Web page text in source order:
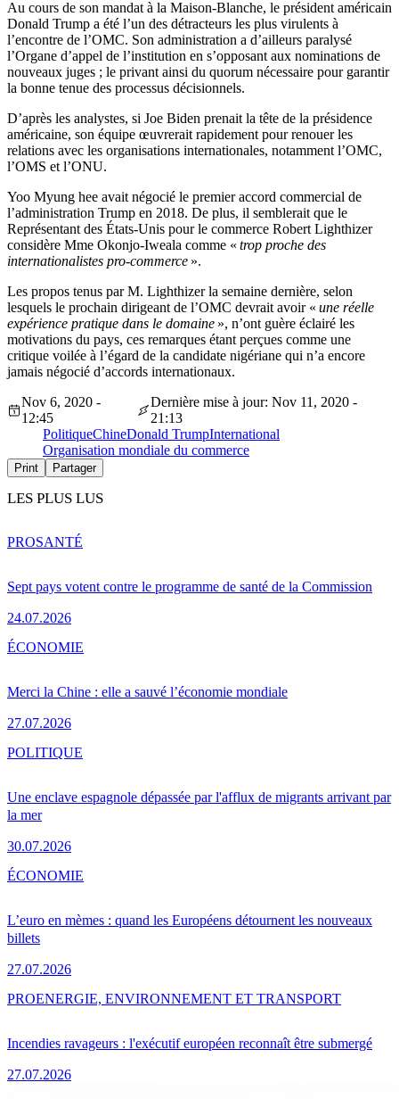
Au cours de son mandat à la Maison-Blanche, le président américain
Donald Trump a été l’un des détracteurs les plus virulents à
l’encontre de l’OMC. Son administration a d’ailleurs paralysé
l’Organe d’appel de l’institution en s’opposant aux nominations de
nouveaux juges ; le privant ainsi du quorum nécessaire pour garantir
la bonne tenue des processus décisionnels.
D’après les analystes, si Joe Biden prenait la tête de la présidence
américaine, son équipe œuvrerait rapidement pour renouer les
relations avec les organisations internationales, notamment l’OMC,
l’OMS et l’ONU.
Yoo Myung hee avait négocié le premier accord commercial de
l’administration Trump en 2018. De plus, il semblerait que le
Représentant des États-Unis pour le commerce Robert Lighthizer
considère Mme Okonjo-Iweala comme « trop proche des
internationalistes pro-commerce ».
Les propos tenus par M. Lighthizer la semaine dernière, selon
lesquels le prochain dirigeant de l’OMC devrait avoir « une réelle
expérience pratique dans le domaine », n’ont guère éclairé les
motivations du pays, ces remarques étant perçues comme une
critique voilée à l’égard de la candidate nigériane qui n’a encore
jamais négocié d’accords internationaux.
Nov 6, 2020 -
12:45
Dernière mise à jour: Nov 11, 2020 -
21:13
PolitiqueChineDonald TrumpInternational
Organisation mondiale du commerce
Print Partager
LES PLUS LUS
Sept pays votent contre le programme de santé de la Commission
24.07.2026
PROSANTÉ
Merci la Chine : elle a sauvé l’économie mondiale
27.07.2026
ÉCONOMIE
Une enclave espagnole dépassée par l'afflux de migrants arrivant par
la mer
30.07.2026
POLITIQUE
L’euro en mèmes : quand les Européens détournent les nouveaux
billets
27.07.2026
ÉCONOMIE
Incendies ravageurs : l'exécutif européen reconnaît être submergé
27.07.2026
PROENERGIE, ENVIRONNEMENT ET TRANSPORT